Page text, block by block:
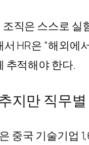
직은 스스로
HR은 “해외
추적해야 한다.
지만 직무
국 기술기업